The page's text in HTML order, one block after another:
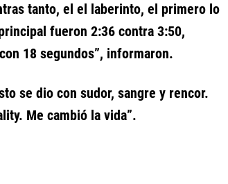
tanto, el el laberinto, el primero lo
fueron 2:36 contra 3:50,
18 segundos”, informaron.
se dio con sudor, sangre y rencor.
Me cambió la vida”.